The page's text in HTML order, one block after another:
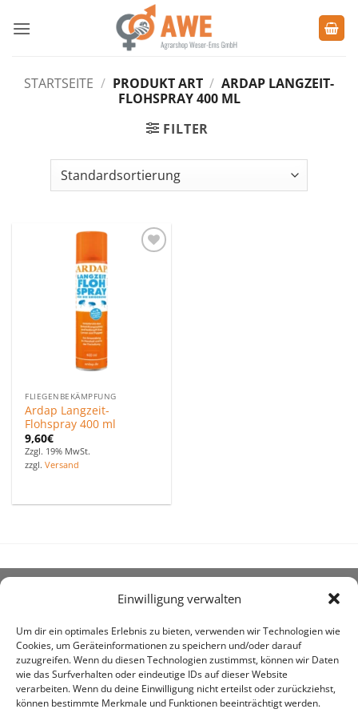
Einwilligung verwalten
Um dir ein optimales Erlebnis zu bieten, verwenden wir Technologien wie
Cookies, um Geräteinformationen zu speichern und/oder darauf
zuzugreifen. Wenn du diesen Technologien zustimmst, können wir Daten
wie das Surfverhalten oder eindeutige IDs auf dieser Website
verarbeiten. Wenn du deine Einwilligung nicht erteilst oder zurückziehst,
können bestimmte Merkmale und Funktionen beeinträchtigt werden.
Inhalt
STARTSEITE / PRODUKT ART / ARDAP LANGZEIT-
FLOHSPRAY 400 ML
FILTER
FLIEGENBEKÄMPFUNG
Ardap Langzeit-
Flohspray 400 ml
9,60€
Zzgl. 19% MwSt.
zzgl.Versand